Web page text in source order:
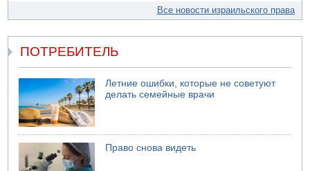
Все новости израильского права
ПОТРЕБИТЕЛЬ
Летние ошибки, которые не советуют
делать семейные врачи
Право снова видеть